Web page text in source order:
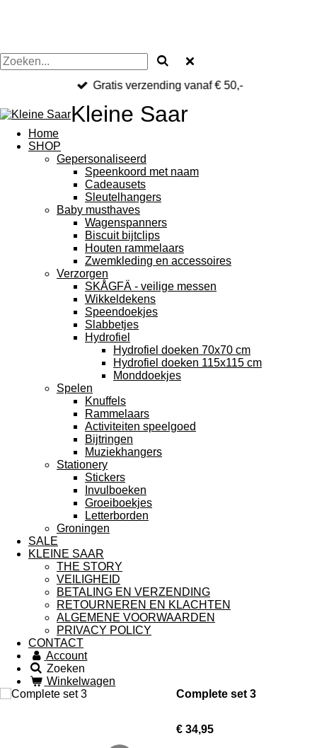
Gratis verzending vanaf € 50,-
Kleine Saar
Home
SHOP
Gepersonaliseerd
Speenkoord met naam
Cadeausets
Sleutelhangers
Baby musthaves
Wagenspanners
Biscuit bijtclips
Houten rammelaars
Zwemkleding en accessoires
Verzorgen
SKÅGFÄ - veilige messen
Wikkeldekens
Speendoekjes
Slabbetjes
Hydrofiel
Hydrofiel doeken 70x70 cm
Hydrofiel doeken 115x115 cm
Monddoekjes
Spelen
Knuffels
Rammelaars
Activiteiten speelgoed
Bijtringen
Muziekhangers
Stationery
Stickers
Invulboeken
Groeiboekjes
Letterborden
Groningen
SALE
KLEINE SAAR
THE STORY
VEILIGHEID
BETALING EN VERZENDING
RETOURNEREN EN KLACHTEN
ALGEMENE VOORWAARDEN
PRIVACY POLICY
CONTACT
Account
Zoeken
Winkelwagen
Complete set 3
€ 34,95